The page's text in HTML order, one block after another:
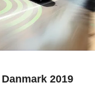
2019